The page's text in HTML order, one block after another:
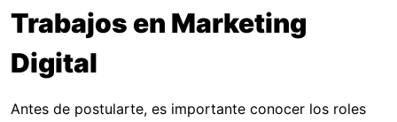
Trabajos en Marketing
Digital
Antes de postularte, es importante conocer los roles